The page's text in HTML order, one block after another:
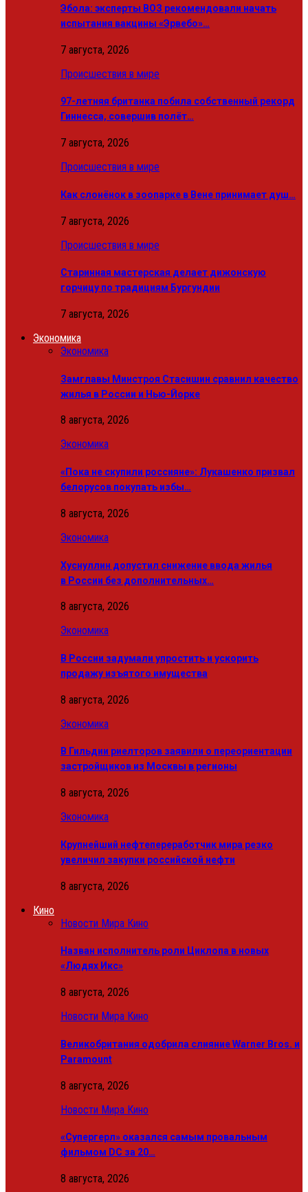
Эбола: эксперты ВОЗ рекомендовали начать
испытания вакцины «Эрвебо»…
7 августа, 2026
Происшествия в мире
97-летняя британка побила собственный рекорд
Гиннесса, совершив полёт…
7 августа, 2026
Происшествия в мире
Как слонёнок в зоопарке в Вене принимает душ…
7 августа, 2026
Происшествия в мире
Старинная мастерская делает дижонскую
горчицу по традициям Бургундии
7 августа, 2026
Экономика
Экономика
Замглавы Минстроя Стасишин сравнил качество
жилья в России и Нью-Йорке
8 августа, 2026
Экономика
«Пока не скупили россияне»: Лукашенко призвал
белорусов покупать избы…
8 августа, 2026
Экономика
Хуснуллин допустил снижение ввода жилья
в России без дополнительных…
8 августа, 2026
Экономика
В России задумали упростить и ускорить
продажу изъятого имущества
8 августа, 2026
Экономика
В Гильдии риелторов заявили о переориентации
застройщиков из Москвы в регионы
8 августа, 2026
Экономика
Крупнейший нефтепереработчик мира резко
увеличил закупки российской нефти
8 августа, 2026
Кино
Новости Мира Кино
Назван исполнитель роли Циклопа в новых
«Людях Икс»
8 августа, 2026
Новости Мира Кино
Великобритания одобрила слияние Warner Bros. и
Paramount
8 августа, 2026
Новости Мира Кино
«Супергерл» оказался самым провальным
фильмом DC за 20…
8 августа, 2026